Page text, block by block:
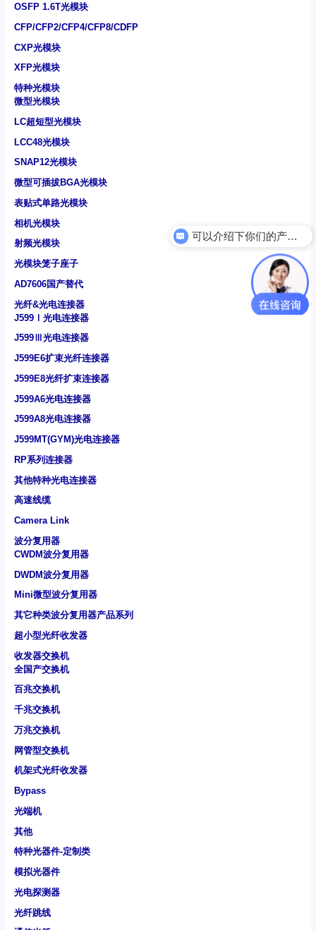
OSFP 1.6T光模块
CFP/CFP2/CFP4/CFP8/CDFP
CXP光模块
XFP光模块
特种光模块
微型光模块
LC超短型光模块
LCC48光模块
SNAP12光模块
微型可插拔BGA光模块
表贴式单路光模块
相机光模块
射频光模块
光模块笼子座子
AD7606国产替代
光纤&光电连接器
J599Ⅰ光电连接器
J599Ⅲ光电连接器
J599E6扩束光纤连接器
J599E8光纤扩束连接器
J599A6光电连接器
J599A8光电连接器
J599MT(GYM)光电连接器
RP系列连接器
其他特种光电连接器
高速线缆
Camera Link
波分复用器
CWDM波分复用器
DWDM波分复用器
Mini微型波分复用器
其它种类波分复用器产品系列
超小型光纤收发器
收发器交换机
全国产交换机
百兆交换机
千兆交换机
万兆交换机
网管型交换机
机架式光纤收发器
Bypass
光端机
其他
特种光器件-定制类
模拟光器件
光电探测器
光纤跳线
电力光模块